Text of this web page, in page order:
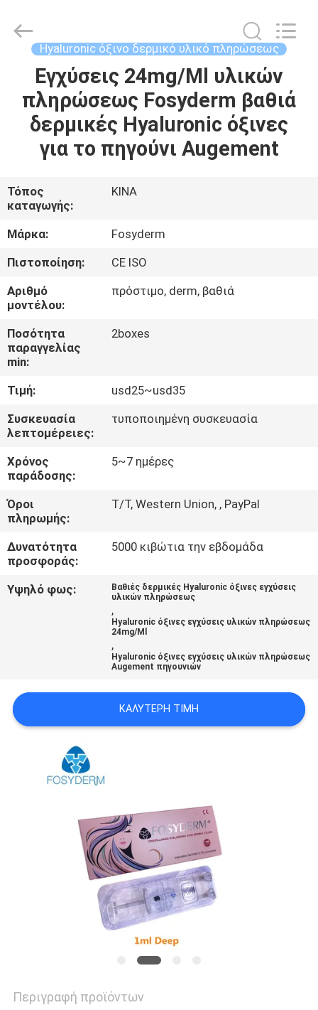
ΣΠΊΤΙ
ΠΡΟΪΌΝΤΑ
ΣΧΕΤΙΚΆ
ΜΕ
ΕΜΆΣ
ΕΠΙΣΚΈΨΕΙΣ
ΣΤΟ
ΕΡΓΟΣΤΆΣΙΟ
ΈΛΕΓΧΟΣ
ΠΟΙΌΤΗΤΑΣ
ΕΠΙΚΟΙΝΩΝΉΣΤΕ
ΜΑΖΊ
ΜΑΣ
ΕΙΔΉΣΕΙΣ
ΥΠΟΘΈΣΕΙΣ
SHOPPING
ONLINE
SITEMAP
PRIVACY
International
Trading
Hyaluronic όξινο δερμικό υλικό πληρώσεως
Εγχύσεις 24mg/Ml υλικών
πληρώσεως Fosyderm βαθιά
δερμικές Hyaluronic όξινες
για το πηγούνι Augement
Τόπος
καταγωγής:
ΚΙΝΑ
Μάρκα:
Fosyderm
Πιστοποίηση:
CE ISO
Αριθμό
μοντέλου:
πρόστιμο, derm, βαθιά
Ποσότητα
παραγγελίας
min:
2boxes
Τιμή:
usd25~usd35
Συσκευασία
λεπτομέρειες:
τυποποιημένη συσκευασία
Χρόνος
παράδοσης:
5~7 ημέρες
Όροι
πληρωμής:
T/T, Western Union, , PayPal
Δυνατότητα
προσφοράς:
5000 κιβώτια την εβδομάδα
Υψηλό φως:
Βαθιές δερμικές Hyaluronic όξινες εγχύσεις
υλικών πληρώσεως
,
Hyaluronic όξινες εγχύσεις υλικών πληρώσεως
24mg/Ml
,
Hyaluronic όξινες εγχύσεις υλικών πληρώσεως
Augement πηγουνιών
ΚΑΛΎΤΕΡΗ ΤΙΜΉ
Περιγραφή προϊόντων